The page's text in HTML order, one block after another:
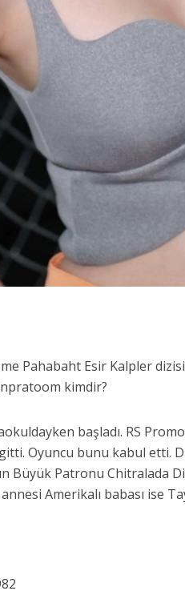
Pahabaht Esir Kalpler
kimdir?
başladı. RS
Oyuncu bunu kabul etti.
Büyük Patronu Chitralada
Amerikalı babası ise